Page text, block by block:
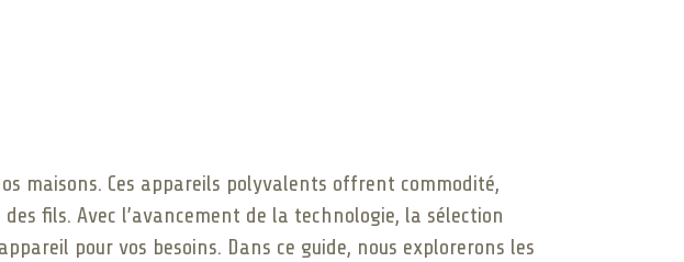
maisons. Ces appareils polyvalents offrent commodité,
fils. Avec l’avancement de la technologie, la sélection
pour vos besoins. Dans ce guide, nous explorerons les